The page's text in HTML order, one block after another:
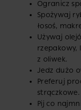
Ogranicz
Spożywaj
łosoś,
Używaj
rzepakowy,
z oliwek.
Jedz dużo
Preferuj
strączkowe.
Pij co